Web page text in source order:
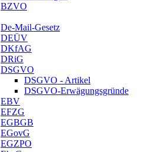
BZVO
De-Mail-Gesetz
DEÜV
DKfAG
DRiG
DSGVO
DSGVO - Artikel
DSGVO-Erwägungsgründe
EBV
EFZG
EGBGB
EGovG
EGZPO